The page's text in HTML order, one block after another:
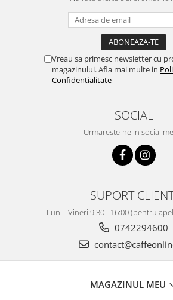
Vreau sa primesc newsletter cu
magazinului. Afla mai multe in
Confidentialitate
SOCIAL
Urmareste-ne in social
SUPORT
Luni - Vineri 9:30 - 16:00 (pentru
0742294600
MAGAZINUL MEU